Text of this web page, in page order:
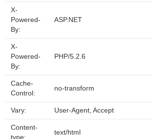
X-
Powered-
By:
ASP.NET
X-
Powered-
By:
PHP/5.2.6
Cache-
Control:
no-transform
Vary: User-Agent, Accept
Content-
type:
text/html